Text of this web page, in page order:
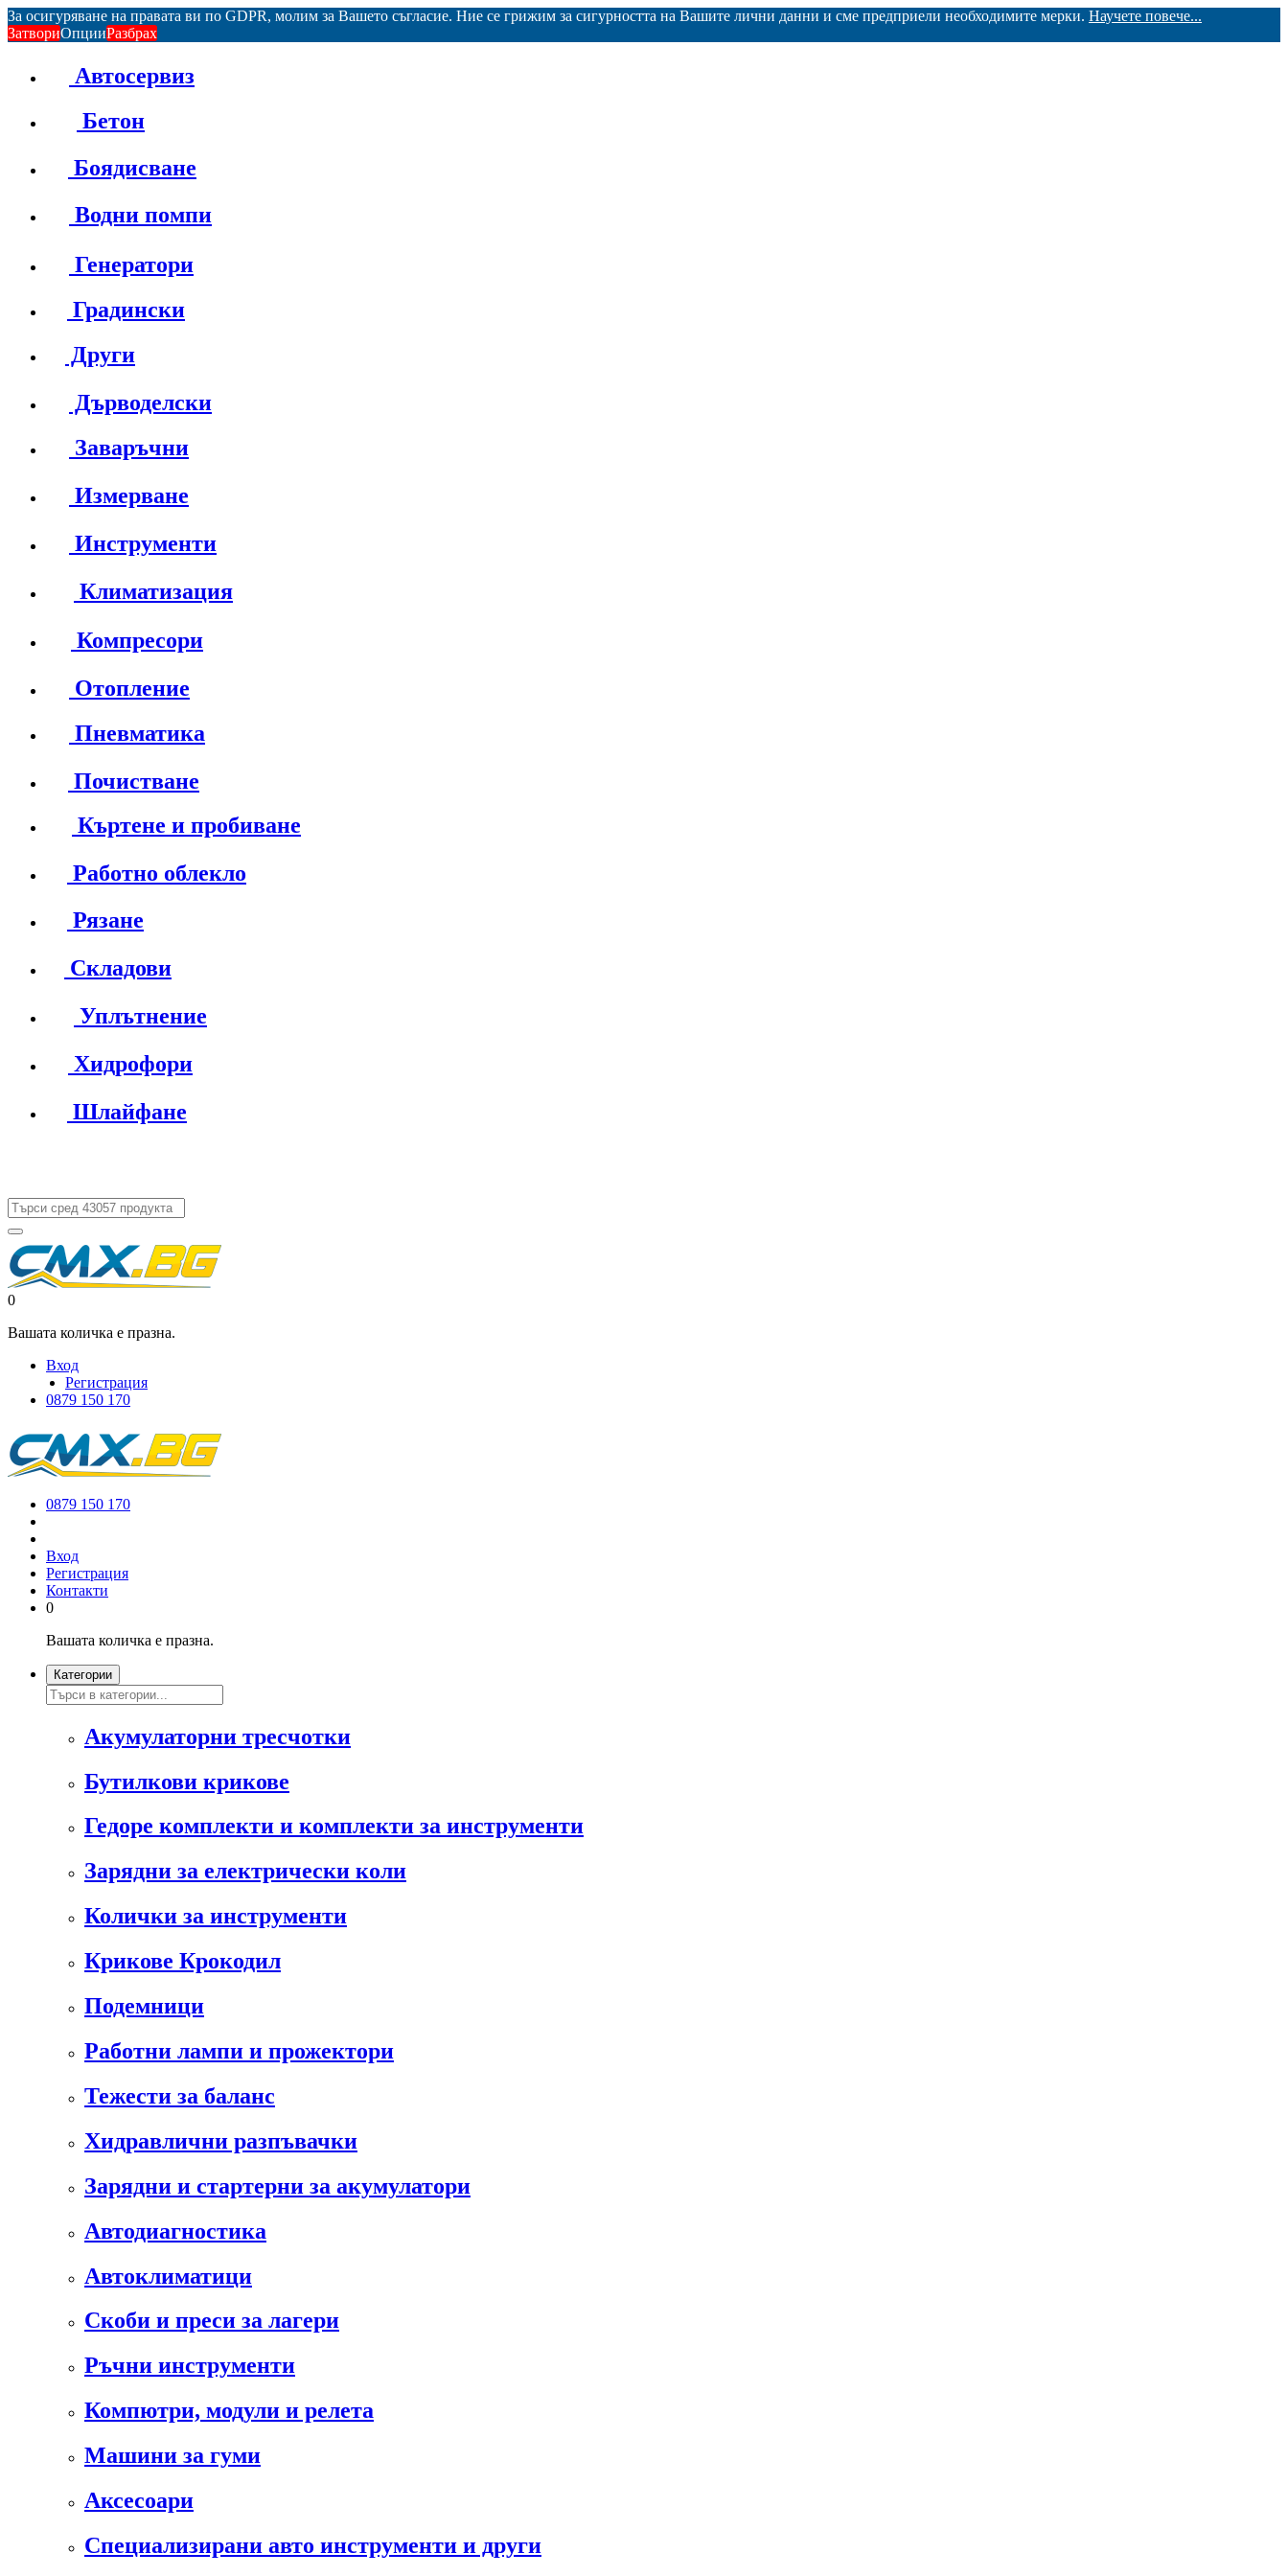
За осигуряване на правата ви по GDPR, молим за Вашето съгласие. Ние се грижим за сигурността на Вашите лични данни и сме предприели необходимите мерки. Научете повече...
ЗатвориОпцииРазбрах
Автосервиз
Бетон
Боядисване
Водни помпи
Генератори
Градински
Други
Дърводелски
Заваръчни
Измерване
Инструменти
Климатизация
Компресори
Отопление
Пневматика
Почистване
Къртене и пробиване
Работно облекло
Рязане
Складови
Уплътнение
Хидрофори
Шлайфане
0
Вашата количка е празна.
Вход
Регистрация
0879 150 170
0879 150 170
Вход
Регистрация
Контакти
0
Вашата количка е празна.
Категории
Акумулаторни тресчотки
Бутилкови крикове
Гедоре комплекти и комплекти за инструменти
Зарядни за електрически коли
Колички за инструменти
Крикове Крокодил
Подемници
Работни лампи и прожектори
Тежести за баланс
Хидравлични разпъвачки
Зарядни и стартерни за акумулатори
Автодиагностика
Автоклиматици
Скоби и преси за лагери
Ръчни инструменти
Компютри, модули и релета
Машини за гуми
Аксесоари
Специализирани авто инструменти и други